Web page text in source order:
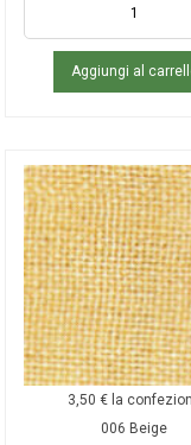
Aggiungi al
3,50 € la
006 Beige